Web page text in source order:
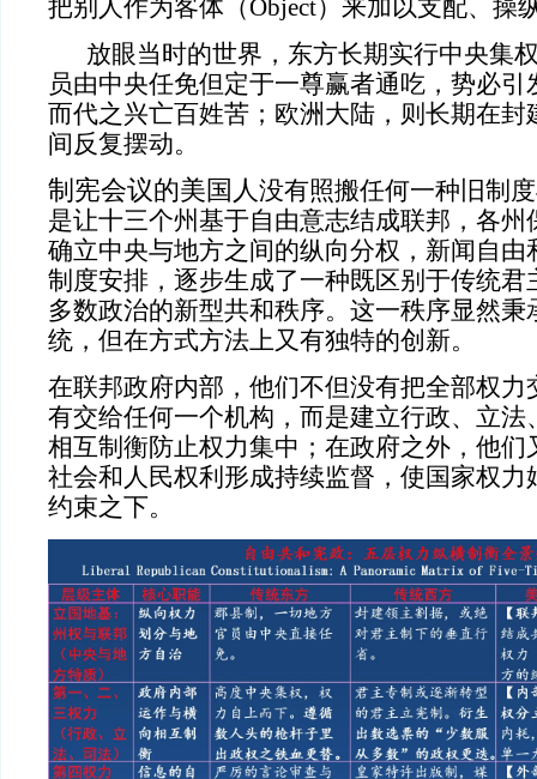
把别人作为客体（Object）来加以支配、操
放眼当时的世界，东方长期实行中央集
员由中央任免但定于一尊赢者通吃，势必
而代之兴亡百姓苦；欧洲大陆，则长期在封
间反复摆动。
制宪会议的美国人 没有照搬任何一种旧制
是让十三个州基于自由意志结成联邦，各州
确立中央与地方之间的纵向分权，新闻自由
制度安排，逐步生成了一种既区别于传统君
多数政治的新型共和秩序。这一秩序显然秉
统，但在方式方法上又有独特的创新。
在联邦政府内部，他们不但没有把全部权力
有交给任何一个机构，而是建立行政、立法
相互制衡防止权力集中；在政府之外，他们
社会和人民权利形成持续监督，使国家权力
约束之下。